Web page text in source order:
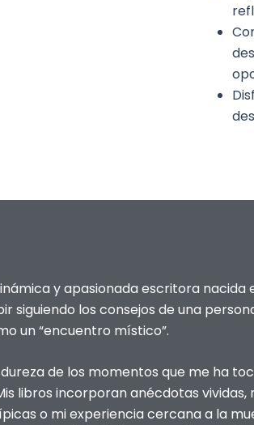
y apasionada escritora nacida
siguiendo los consejos de una
un “encuentro místico”.
de los momentos que me ha
libros incorporan anécdotas vividas,
o mi experiencia cercana a la